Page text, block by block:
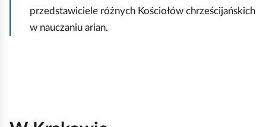
przedstawiciele różnych Kościołów chrześcijańskich
w nauczaniu arian.